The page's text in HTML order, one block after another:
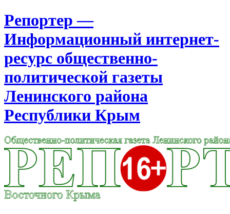
Репортер —
Информационный интернет-
ресурс общественно-
политической газеты
Ленинского района
Республики Крым